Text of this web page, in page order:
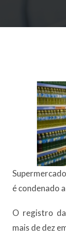
é condenado
O registro
mais de dez